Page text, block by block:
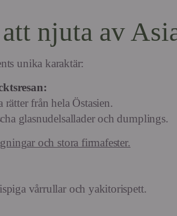
njuta av
unika karaktär:
från hela Östasien.
glasnudelsallader och dumplings.
och stora firmafester.
vårrullar och yakitorispett.